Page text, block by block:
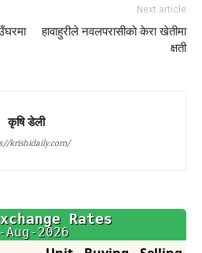
Next article
हावाहुरीले नवलपरासीकाे केरा खेतीमा
क्षती
कृषि डेली
krishidaily.com/